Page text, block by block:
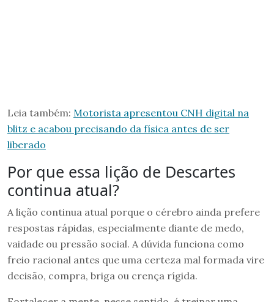
Leia também: Motorista apresentou CNH digital na
blitz e acabou precisando da física antes de ser
liberado
Por que essa lição de Descartes
continua atual?
A lição continua atual porque o cérebro ainda prefere
respostas rápidas, especialmente diante de medo,
vaidade ou pressão social. A dúvida funciona como
freio racional antes que uma certeza mal formada vire
decisão, compra, briga ou crença rígida.